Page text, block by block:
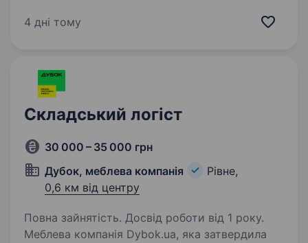
по області (регіон де ви проживаєте)
4 дні тому
Складський логіст
30 000 – 35 000 грн
Дубок, меблева компанія
Рівне,
0,6 км від центру
Повна зайнятість. Досвід роботи від 1 року.
Меблева компанія Dybok.ua, яка затвердила